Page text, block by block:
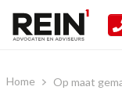
Home Op maat